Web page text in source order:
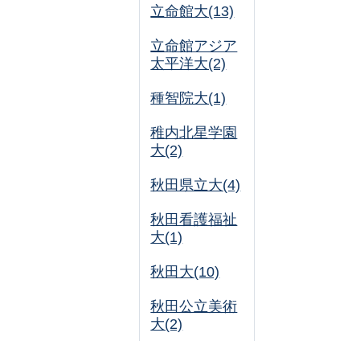
立命館大(13)
立命館アジア
太平洋大(2)
種智院大(1)
稚内北星学園
大(2)
秋田県立大(4)
秋田看護福祉
大(1)
秋田大(10)
秋田公立美術
大(2)